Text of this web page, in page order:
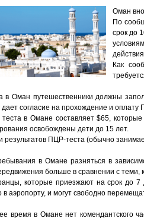
Оман
По
срок до
Как
в Оман путешественники должны
дает согласие на прохождение и
теста в Омане составляет$65,
освобождены дети до 15 лет.
результатов ПЦР-теста (обычно
в Омане разняться в
больше в сравнении с теми,
которые приезжают на срок до 7
в аэропорту, и могут свободно
время в Омане нет комендантского